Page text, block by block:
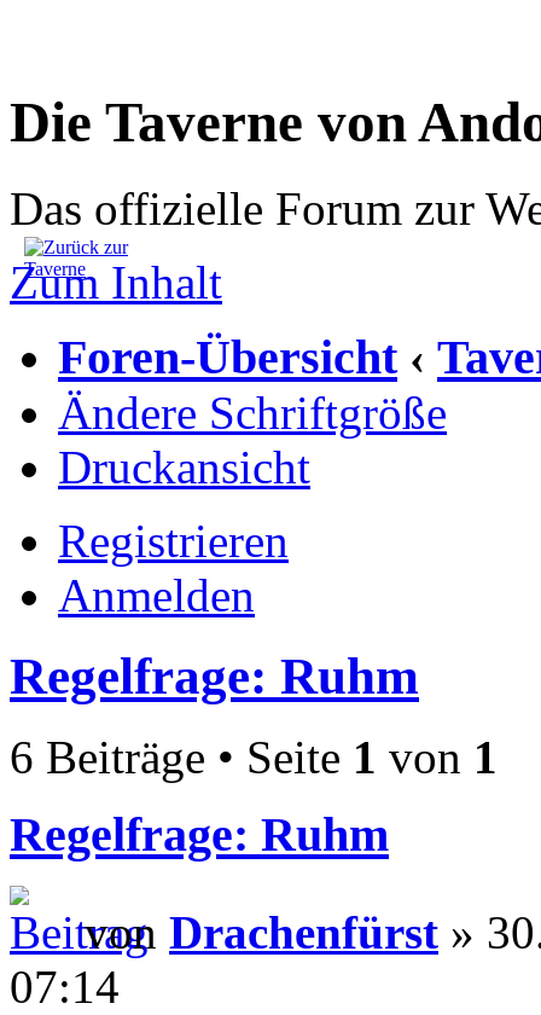
Die Taverne von
Das offizielle Forum zur
Zum Inhalt
Foren-Übersicht ‹
Ändere Schriftgröße
Druckansicht
Registrieren
Anmelden
Regelfrage: Ruhm
6 Beiträge • Seite 1 von 1
Regelfrage: Ruhm
von Drachenfürst »
07:14